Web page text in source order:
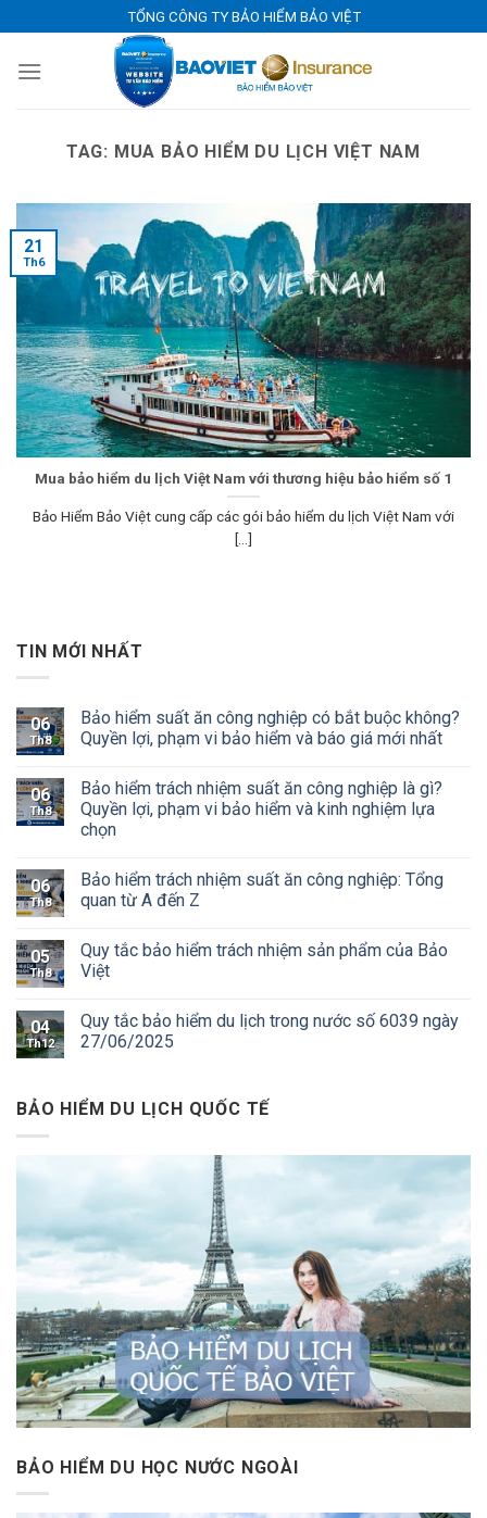
to
content
TỔNG CÔNG TY BẢO HIỂM BẢO VIỆT
TAG: MUA BẢO HIỂM DU LỊCH VIỆT NAM
Mua bảo hiểm du lịch Việt Nam với thương hiệu bảo hiểm số 1
Bảo Hiểm Bảo Việt cung cấp các gói bảo hiểm du lịch Việt Nam với
[...]
21
Th6
TIN MỚI NHẤT
06
Th8
Bảo hiểm suất ăn công nghiệp có bắt buộc không?
Quyền lợi, phạm vi bảo hiểm và báo giá mới nhất
06
Th8
Bảo hiểm trách nhiệm suất ăn công nghiệp là gì?
Quyền lợi, phạm vi bảo hiểm và kinh nghiệm lựa
chọn
06
Th8
Bảo hiểm trách nhiệm suất ăn công nghiệp: Tổng
quan từ A đến Z
05
Th8
Quy tắc bảo hiểm trách nhiệm sản phẩm của Bảo
Việt
04
Th12
Quy tắc bảo hiểm du lịch trong nước số 6039 ngày
27/06/2025
BẢO HIỂM DU LỊCH QUỐC TẾ
BẢO HIỂM DU HỌC NƯỚC NGOÀI